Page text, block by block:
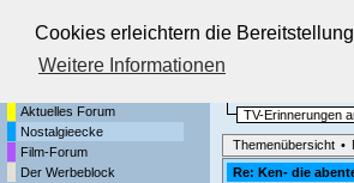
Cookies erleichtern die
Weitere Informationen
Die Fernseh-
Aktuelles Forum
Nostalgieecke
Film-Forum
Der Werbeblock
TV-Erinnerungen
Themenübersicht •
Re: Ken- die